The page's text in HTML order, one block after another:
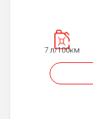
7 л/100км